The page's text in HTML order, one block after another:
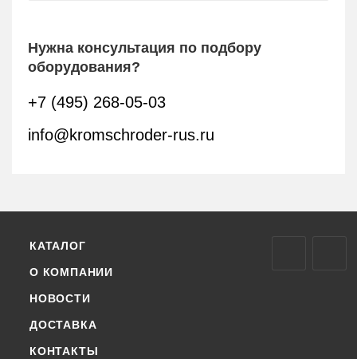
Нужна консультация по подбору
оборудования?
+7 (495) 268-05-03
info@kromschroder-rus.ru
КАТАЛОГ
О КОМПАНИИ
НОВОСТИ
ДОСТАВКА
КОНТАКТЫ